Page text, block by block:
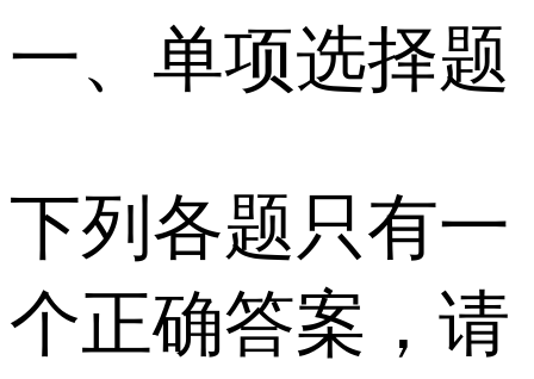
一、单项选择题
下列各题只有一
个正确答案，请